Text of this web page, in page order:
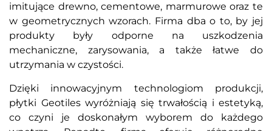
imitujące drewno, cementowe, marmurowe oraz te
w geometrycznych wzorach. Firma dba o to, by jej
produkty były odporne na uszkodzenia
mechaniczne, zarysowania, a także łatwe do
utrzymania w czystości.
Dzięki innowacyjnym technologiom produkcji,
płytki Geotiles wyróżniają się trwałością i estetyką,
co czyni je doskonałym wyborem do każdego